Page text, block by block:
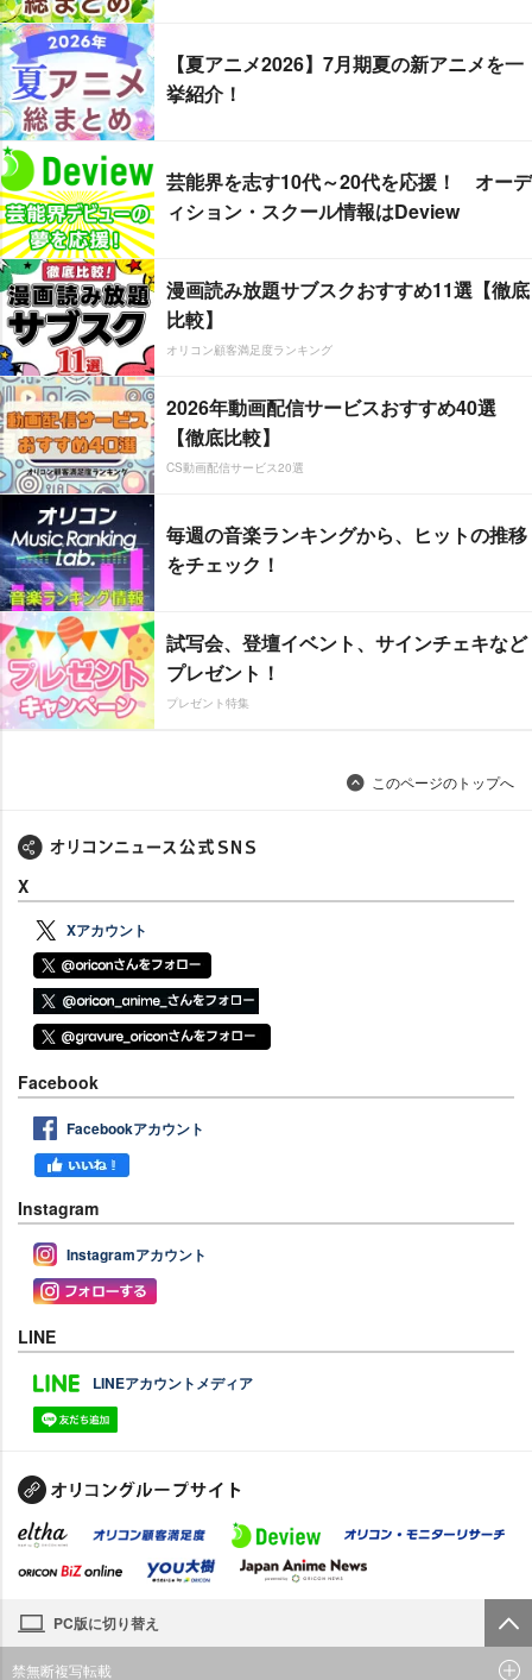
【夏アニメ2026】7月期夏の新アニメを一
挙紹介！
芸能界を志す10代～20代を応援！ オーデ
ィション・スクール情報はDeview
漫画読み放題サブスクおすすめ11選【徹底
比較】
オリコン顧客満足度ランキング
2026年動画配信サービスおすすめ40選
【徹底比較】
CS動画配信サービス20選
毎週の音楽ランキングから、ヒットの推移
をチェック！
試写会、登壇イベント、サインチェキなど
プレゼント！
プレゼント特集
このページのトップへ
X
Xアカウント
Facebook
Facebookアカウント
Instagram
Instagramアカウント
LINE
LINEアカウントメディア
PC版に切り替え
禁無断複写転載